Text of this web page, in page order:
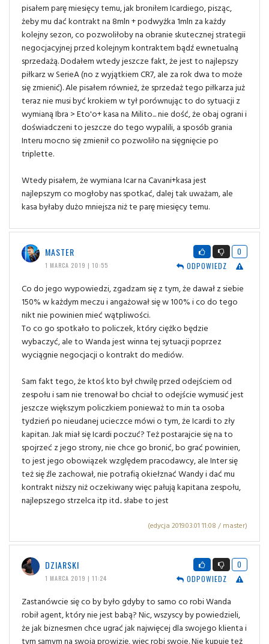
pisałem parę miesięcy temu, jak broniłem Icardiego, pisząc,
żeby mu dać kontrakt na 8mln + podwyżka 1mln za każdy
kolejny sezon, co pozwoliłoby na obranie skutecznej strategii
negocjacyjnej przed kolejnym kontraktem bądź ewnetualną
sprzedażą. Dodałem wtedy jeszcze fakt, że jest to najlepszy
piłkarz w SerieA (no z wyjątkiem CR7, ale za rok dwa to może
się zmienić). Ale pisałem również, że sprzedaż tego piłkarza już
teraz nie musi być krokiem w tył porównując to do sytuacji z
wymianą Ibra > Eto'o+ kasa na Milito... nie dość, że obaj ograni i
doświadczeni to jeszcze do tego wypalili, a sposób grania
Interu mocno się zmienił co pozwoliło na sięgnięcie po
triplette.
Wtedy pisałem, że wymiana Icar na Cavani+kasa jest
najlepszym co mogłoby nas spotkać, dalej tak uważam, ale
kasa byłaby dużo mniejsza niż te parę miesięcy temu.
MASTER
1 MARCA 2019 | 10:55
0
ODPOWIEDZ
Co do jego wypowiedzi, zgadzam się z tym, że dawał z siebie
150% w każdym meczu i angażował się w 100% i co do tego
nikt nie powinien mieć wątpliwości.
To co go spotkało to policzek, który ciężko będzie
wybaczyć, ale to Wanda jest winna tej sytuacji poprzez
wyciągnie negocjacji o kontrakt do mediów.
Sam fakt tego, że ktoś kto był chwilę przed odejściem od
zespołu i sam nie trenował bo chciał to odejście wymusić jest
jeszcze większym policzkiem ponieważ to m.in ta osoba
tydzień po nieudanej ucieczce mówi o tym, że Icardi to zły
kapitan. Jak miał się Icardi poczuć? Też postarajcie się na to
spojrzeć z jego strony, nie chce go bronić, bo grać powinien,
to jest jego obowiązek względem pracodawcy, ale Inter się
też się źle zachował, nie potrafią okiełznać Wandy i dać mu
kontrakt niższy niż oczekiwany więc pałują kapitana zespołu,
najlepszego strzelca itp itd.. słabe to jest
(edycja 2019.03.01 11:08 / master)
DZIARSKI
1 MARCA 2019 | 11:24
0
ODPOWIEDZ
Zastanówcie się co by było gdyby to samo co robi Wanda
robił agent, który nie jest babą? Nic, wszyscy by powiedzieli,
że jak biznesmen chce ugrać jak najwięcej dla swojego klienta i
tym samym na swoją prowizję, więc robi swoje. Nie kupuję też